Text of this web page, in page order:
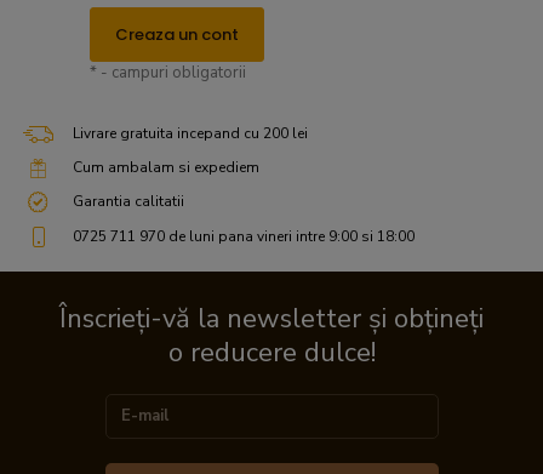
Creaza un cont
* - campuri obligatorii
Livrare gratuita incepand cu 200 lei
Cum ambalam si expediem
Garantia calitatii
0725 711 970 de luni pana vineri intre 9:00 si 18:00
Înscrieți-vă la newsletter și obțineți
o reducere dulce!